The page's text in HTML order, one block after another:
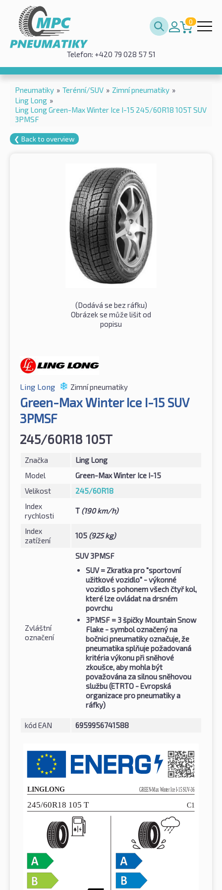
0
Telefon: +420 79 028 57 51
Pneumatiky » Terénní/SUV » Zimní pneumatiky »
Ling Long »
Ling Long Green-Max Winter Ice I-15 245/60R18 105T SUV
3PMSF
❮ Back to overview
(Dodává se bez ráfku)
Obrázek se může lišit od
popisu
Ling Long Zimní pneumatiky
Green-Max Winter Ice I-15 SUV
3PMSF
245/60R18 105T
Značka
Ling Long
Model
Green-Max Winter Ice I-15
Velikost
245/60R18
Index
rychlosti
T (190 km/h)
Index
zatížení
105 (925 kg)
Zvláštní
označení
SUV 3PMSF
SUV= Zkratka pro "sportovní
užitkové vozidlo" - výkonné
vozidlo s pohonem všech čtyř kol,
které lze ovládat na drsném
povrchu
3PMSF = 3 špičky Mountain Snow
Flake - symbol označený na
bočnici pneumatiky označuje, že
pneumatika splňuje požadovaná
kritéria výkonu při sněhové
zkoušce, aby mohla být
považována za silnou sněhovou
službu (ETRTO - Evropská
organizace pro pneumatiky a
ráfky)
kód EAN 6959956741588